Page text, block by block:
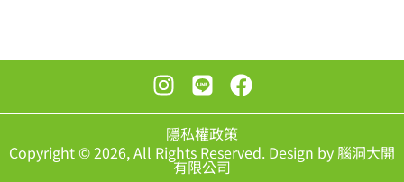
隱私權政策
Copyright © 2026, All Rights Reserved. Design by 腦洞大開
有限公司